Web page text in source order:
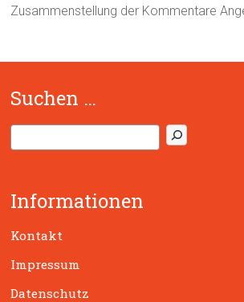
Zusammenstellung der Kommentare
Suchen …
u
e
n
Informationen
Kontakt
Impressum
Datenschutz